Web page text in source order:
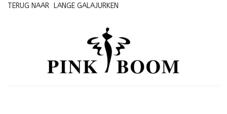
TERUG NAAR LANGE GALAJURKEN